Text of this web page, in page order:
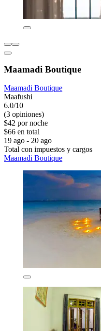
Maamadi Boutique
Maamadi Boutique
Maafushi
6.0/10
(3 opiniones)
$42 por noche
$66 en total
19 ago - 20 ago
Total con impuestos y cargos
Maamadi Boutique